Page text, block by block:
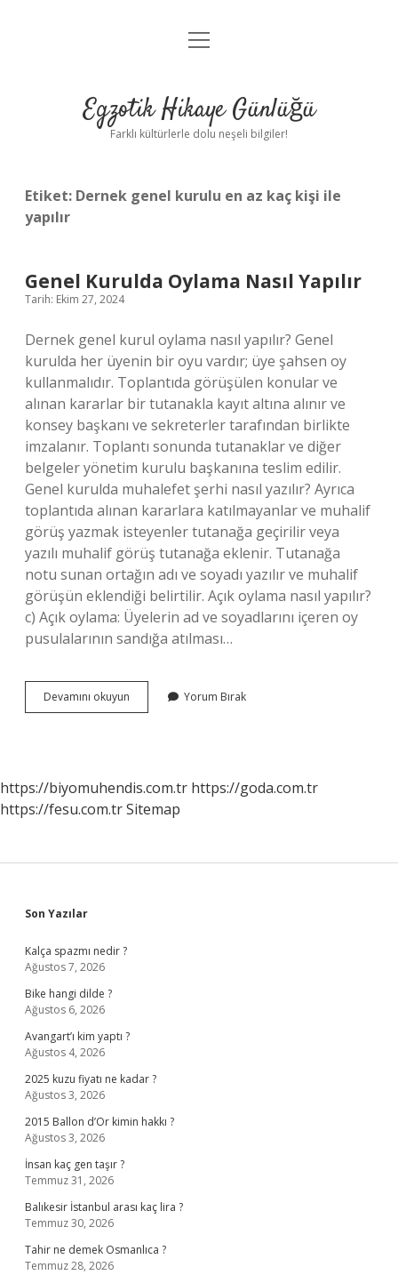
Anasayfa
Yasal Uyarı
menüyü
Egzotik Hikaye Günlüğü
Farklı kültürlerle dolu neşeli bilgiler!
Etiket: Dernek genel kurulu en az kaç kişi ile
yapılır
Genel Kurulda Oylama Nasıl Yapılır
Tarih: Ekim 27, 2024
Dernek genel kurul oylama nasıl yapılır? Genel
kurulda her üyenin bir oyu vardır; üye şahsen oy
kullanmalıdır. Toplantıda görüşülen konular ve
alınan kararlar bir tutanakla kayıt altına alınır ve
konsey başkanı ve sekreterler tarafından birlikte
imzalanır. Toplantı sonunda tutanaklar ve diğer
belgeler yönetim kurulu başkanına teslim edilir.
Genel kurulda muhalefet şerhi nasıl yazılır? Ayrıca
toplantıda alınan kararlara katılmayanlar ve muhalif
görüş yazmak isteyenler tutanağa geçirilir veya
yazılı muhalif görüş tutanağa eklenir. Tutanağa
notu sunan ortağın adı ve soyadı yazılır ve muhalif
görüşün eklendiği belirtilir. Açık oylama nasıl yapılır?
c) Açık oylama: Üyelerin ad ve soyadlarını içeren oy
pusulalarının sandığa atılması…
Devamını okuyun
Kurulda
Yorum Bırak
https://biyomuhendis.com.tr https://goda.com.tr
https://fesu.com.trSitemap
Sidebar
Son Yazılar
Kalça spazmı nedir ?
Ağustos 7, 2026
Bike hangi dilde ?
Ağustos 6, 2026
Avangart’ı kim yaptı ?
Ağustos 4, 2026
2025 kuzu fiyatı ne kadar ?
Ağustos 3, 2026
2015 Ballon d’Or kimin hakkı ?
Ağustos 3, 2026
İnsan kaç gen taşır ?
Temmuz 31, 2026
Balıkesir İstanbul arası kaç lira ?
Temmuz 30, 2026
Tahir ne demek Osmanlıca ?
Temmuz 28, 2026